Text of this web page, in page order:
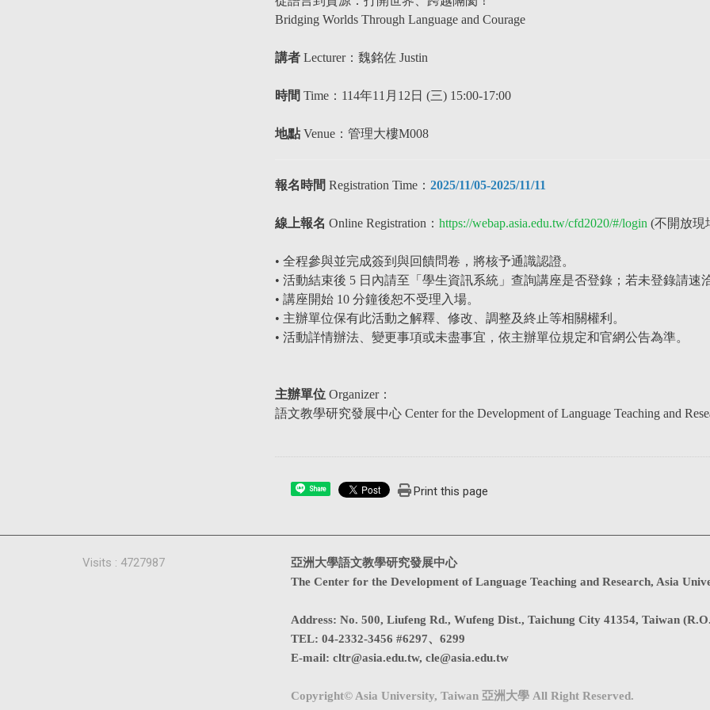
Bridging Worlds Through Language and Courage
講者 Lecturer： 魏銘佐 Justin
時間 Time： 114年11月12日 (三) 15:00-17:00
地點 Venue：管理大樓M008
報名時間 Registration Time： 2025/11/05-2025/11/11
線上報名 Online Registration： https://webap.asia.edu.tw/cfd2020/#/login (不開放現
• 全程參與並完成簽到與回饋問卷，將核予通識認證。
• 活動結束後 5 日內請至「學生資訊系統」查詢講座是否登錄；若未登錄請速
• 講座開始 10 分鐘後恕不受理入場。
• 主辦單位保有此活動之解釋、修改、調整及終止等相關權利 。
• 活動詳情辦法、變更事項或未盡事宜，依主辦單位規定和官網公告為準。
主辦單位 Organizer：
語文教學研究發展中心 Center for the Development of Language Teaching and
Share Print this page
亞洲大學語文教學研究發展中心
The Center for the Development of Language Teaching and Research, Asia
Address: No. 500, Liufeng Rd., Wufeng Dist., Taichung City 41354, Taiwan
TEL: 04-2332-3456 #6297、6299
E-mail: cltr@asia.edu.tw, cle@asia.edu.tw
Copyright© Asia University, Taiwan 亞洲大學 All Right Reserved.
Visits : 4727987